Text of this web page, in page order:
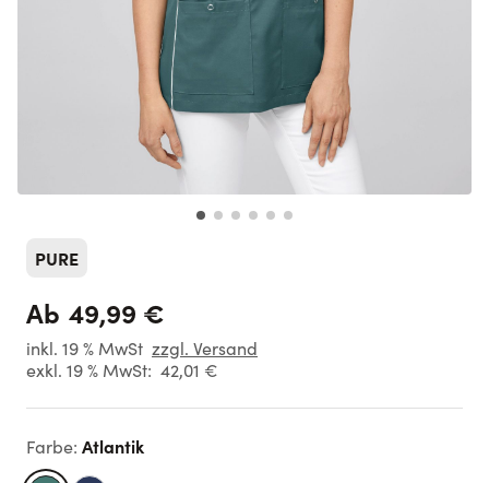
PURE
Ab 49,99 €
inkl. 19 % MwSt zzgl. Versand
exkl. 19 % MwSt: 42,01 €
Farbe: Atlantik